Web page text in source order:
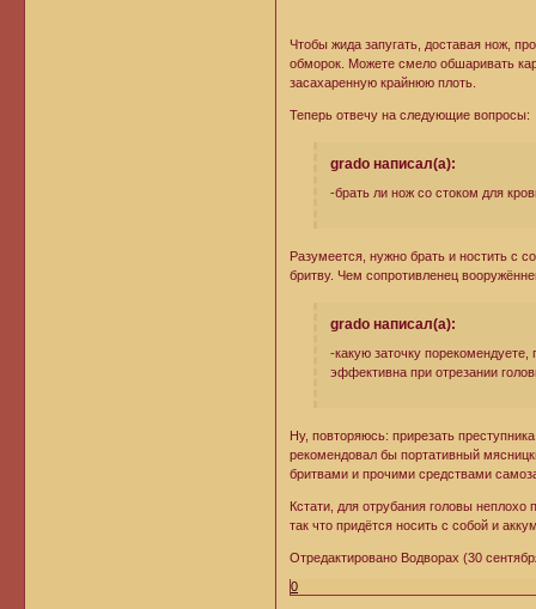
Чтобы жида запугать, доставая нож,
обморок. Можете смело обшаривать
засахаренную крайнюю плоть.
Теперь отвечу на следующие вопросы:
grado написал(а):
-брать ли нож со стоком для
Разумеется, нужно брать и ностить с
бритву. Чем сопротивленец
grado написал(а):
-какую заточку
эффективна при отрезании
Ну, повторяюсь: прирезать
рекомендовал бы портативный
бритвами и прочими средствами
Кстати, для отрубания головы
так что придётся носить с собой и
Отредактировано Водворах (30
0